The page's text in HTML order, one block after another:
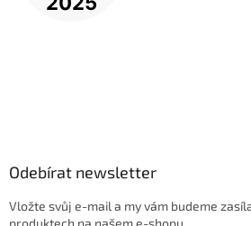
Odebírat newsletter
Vložte svůj e-mail a my vám budeme
produktech na našem e-shopu.